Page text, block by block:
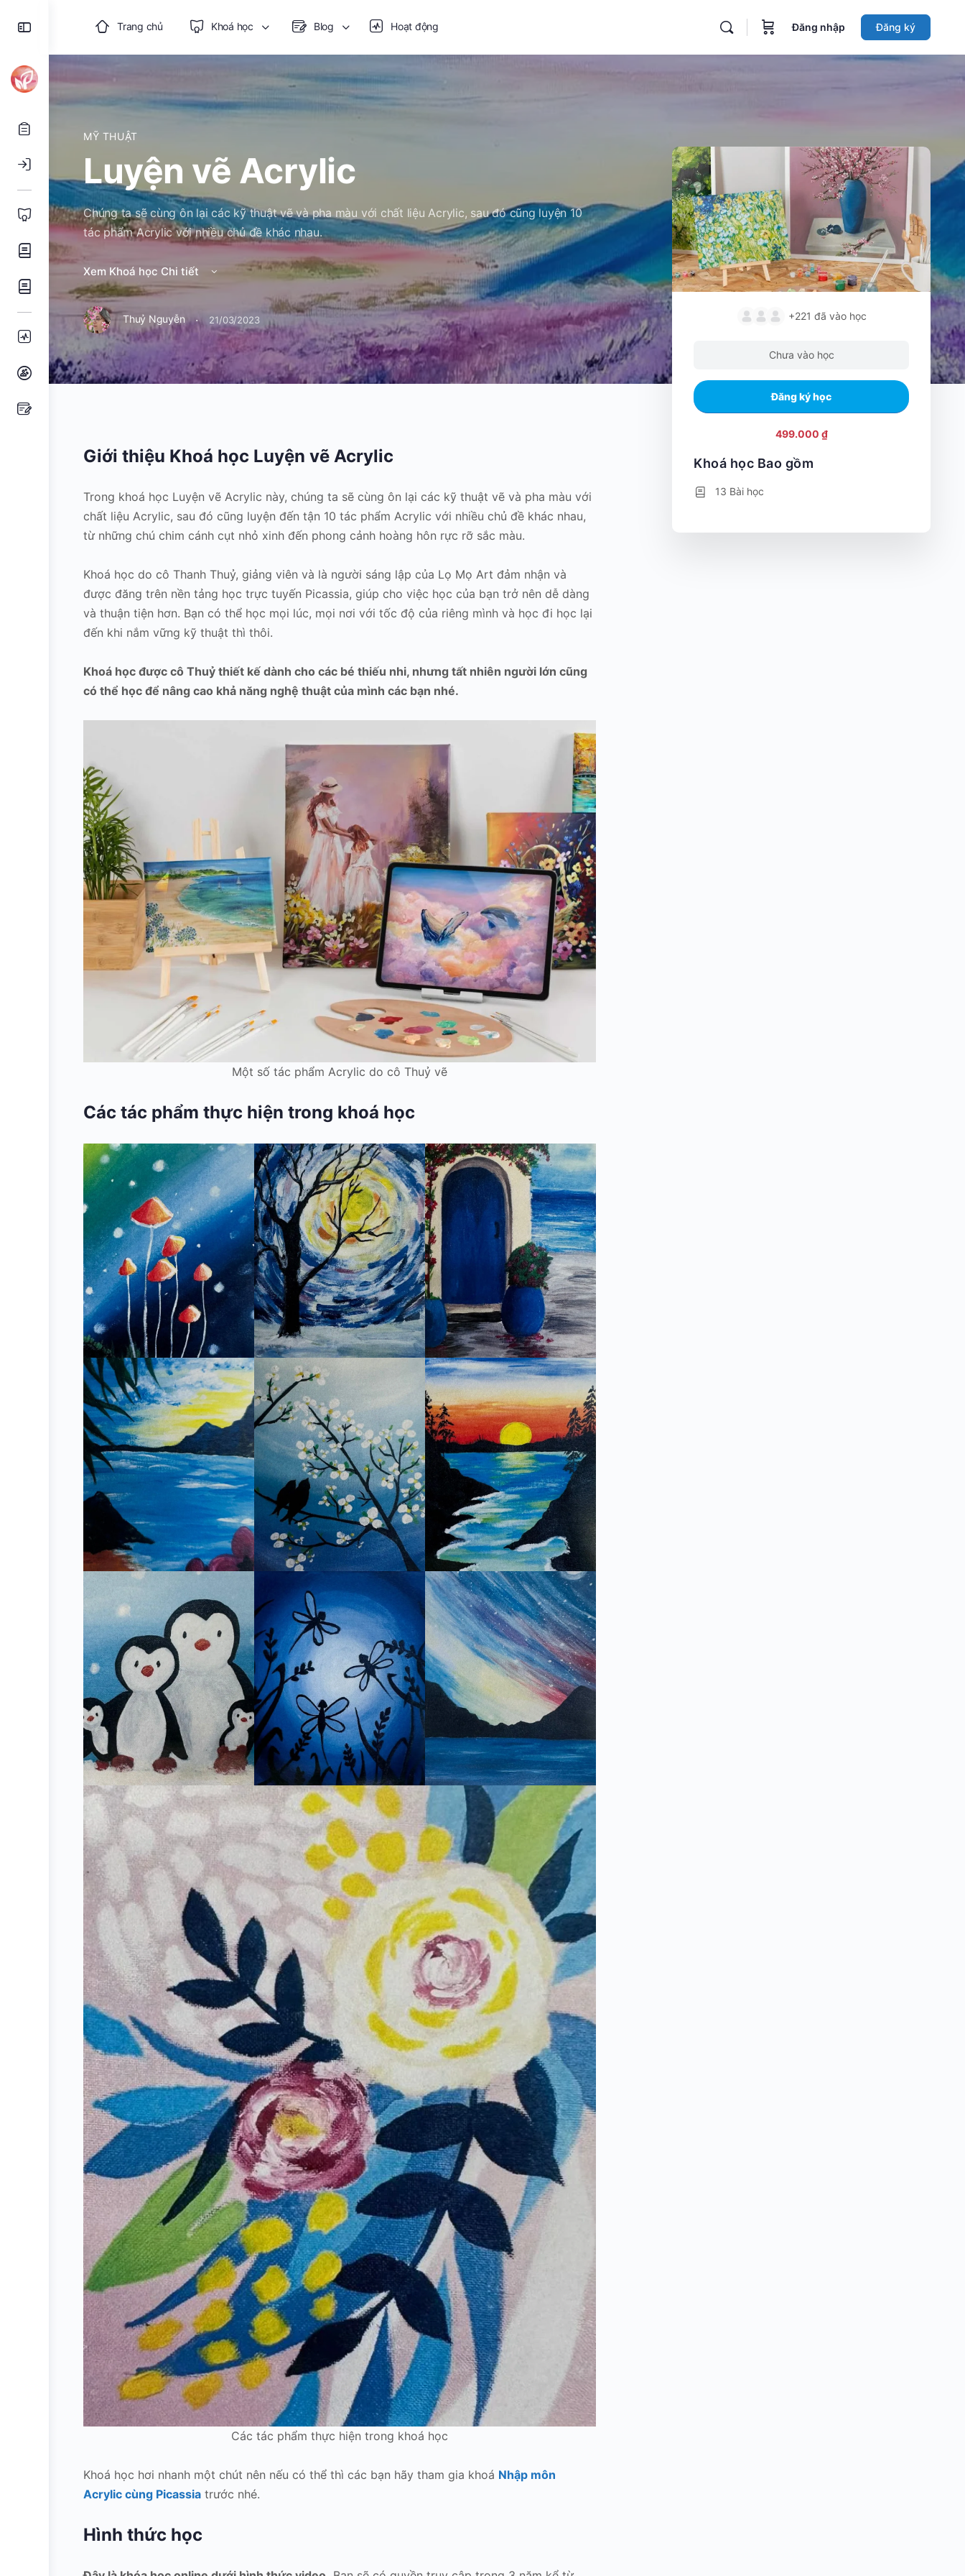
Panel
Trang chủ Khoá học Blog Hoạt động Đăng nhập Đăng ký
MỸ THUẬT
Luyện vẽ Acrylic
Chúng ta sẽ cùng ôn lại các kỹ thuật vẽ và pha màu với chất liệu Acrylic, sau đó cũng luyện 10
tác phẩm Acrylic với nhiều chủ đề khác nhau.
Xem Khoá học Chi tiết
Thuỷ Nguyễn · 21/03/2023
Giới thiệu Khoá học Luyện vẽ Acrylic
Trong khoá học Luyện vẽ Acrylic này, chúng ta sẽ cùng ôn lại các kỹ thuật vẽ và pha màu với
chất liệu Acrylic, sau đó cũng luyện đến tận 10 tác phẩm Acrylic với nhiều chủ đề khác nhau,
từ những chú chim cánh cụt nhỏ xinh đến phong cảnh hoàng hôn rực rỡ sắc màu.
Khoá học do cô Thanh Thuỷ, giảng viên và là người sáng lập của Lọ Mọ Art đảm nhận và
được đăng trên nền tảng học trực tuyến Picassia, giúp cho việc học của bạn trở nên dễ dàng
và thuận tiện hơn. Bạn có thể học mọi lúc, mọi nơi với tốc độ của riêng mình và học đi học lại
đến khi nắm vững kỹ thuật thì thôi.
Khoá học được cô Thuỷ thiết kế dành cho các bé thiếu nhi, nhưng tất nhiên người lớn cũng
có thể học để nâng cao khả năng nghệ thuật của mình các bạn nhé.
Một số tác phẩm Acrylic do cô Thuỷ vẽ
Các tác phẩm thực hiện trong khoá học
Các tác phẩm thực hiện trong khoá học
Khoá học hơi nhanh một chút nên nếu có thể thì các bạn hãy tham gia khoá Nhập môn
Acrylic cùng Picassia trước nhé.
Hình thức học
+221 đã vào học
Chưa vào học
Đăng ký học
499.000 ₫
Khoá học Bao gồm
13 Bài học